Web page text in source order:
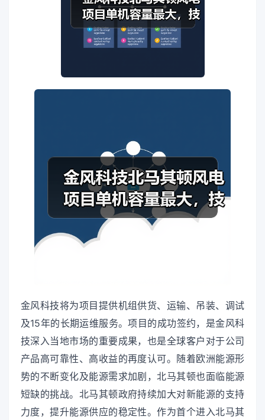
金风科技将为项目提供机组供货、运输、吊装、调试
及15年的长期运维服务。项目的成功签约，是金风科
技深入当地市场的重要成果，也是全球客户对于公司
产品高可靠性、高收益的再度认可。随着欧洲能源形
势的不断变化及能源需求加剧，北马其顿也面临能源
短缺的挑战。北马其顿政府持续加大对新能源的支持
力度，提升能源供应的稳定性。作为首个进入北马其